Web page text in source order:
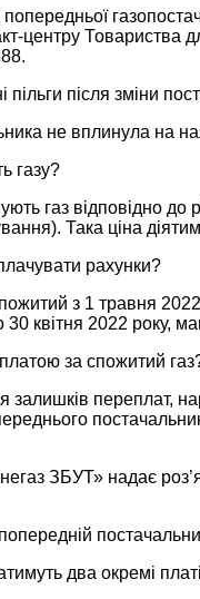
попередньої
центру Товариства
після зміни
не вплинула на
газу?
газ відповідно
Така ціна
рахунки?
з 1 травня
30 квітня 2022 року,
за спожитий
переплат,
ЗБУТ» надає
два окремі